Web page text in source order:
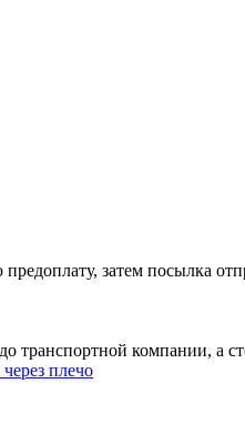
затем посылка
транспортной компании, а
плечо